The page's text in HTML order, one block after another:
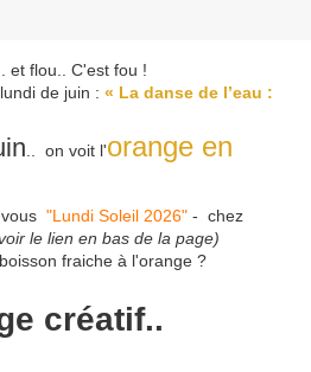
et flou.. C'est fou !
de juin : « La danse de l’eau :
.. on voit l'orange en
"Lundi Soleil 2026" - chez
le lien en bas de la page)
fraiche à l'orange ?
créatif..